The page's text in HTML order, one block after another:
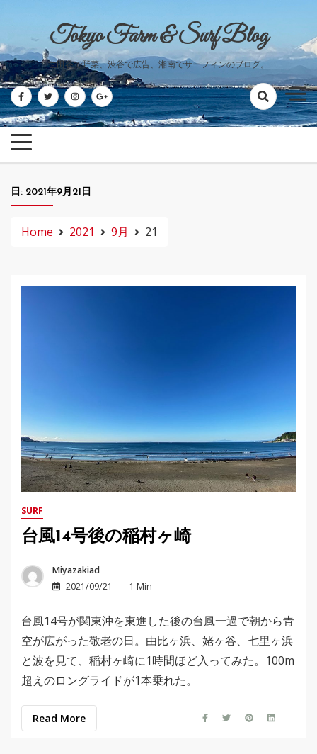
content
Tokyo Farm & Surf Blog
世田谷で野菜、渋谷で広告、湘南でサーフィンのブログ。
日: 2021年9月21日
Home 2021 9月 21
SURF
台風14号後の稲村ヶ崎
Miyazakiad
2021/09/21
1 Min
台風14号が関東沖を東進した後の台風一過で朝から青
空が広がった敬老の日。由比ヶ浜、姥ヶ谷、七里ヶ浜
と波を見て、稲村ヶ崎に1時間ほど入ってみた。100m
超えのロングライドが1本乗れた。
Read More